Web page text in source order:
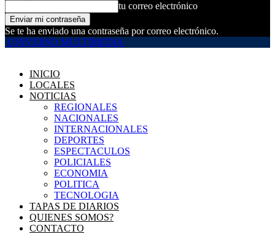
tu correo electrónico
Se te ha enviado una contraseña por correo electrónico.
UNIVERSO MULTIMEDIA
INICIO
LOCALES
NOTICIAS
REGIONALES
NACIONALES
INTERNACIONALES
DEPORTES
ESPECTACULOS
POLICIALES
ECONOMIA
POLITICA
TECNOLOGIA
TAPAS DE DIARIOS
QUIENES SOMOS?
CONTACTO